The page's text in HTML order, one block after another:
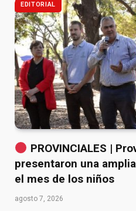
EDITORIAL
PROVINCIALES |
presentaron una
el mes de los niños
agosto 7, 2026